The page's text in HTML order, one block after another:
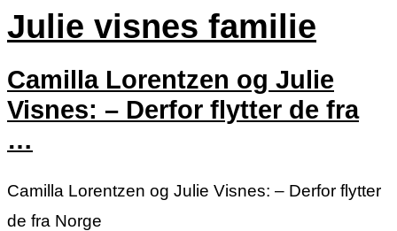
Julie visnes familie
Camilla Lorentzen og Julie
Visnes: – Derfor flytter de fra
…
Camilla Lorentzen og Julie Visnes: – Derfor flytter
de fra Norge